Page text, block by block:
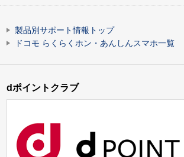
製品別サポート情報トップ
ドコモ らくらくホン・あんしんスマホ一覧
dポイントクラブ